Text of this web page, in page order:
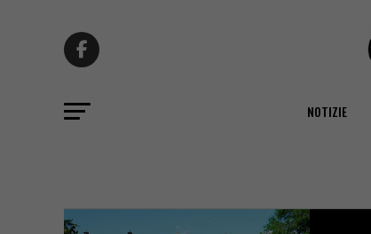
NOTIZIE